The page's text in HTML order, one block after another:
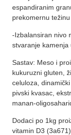
espandiranim
prekomernu
-Izbalansiran nivo
stvaranje
Sastav: Meso i
kukuruzni gluten,
celuloza,
pivski kvasac,
manan-
Dodaci po 1kg
vitamin D3